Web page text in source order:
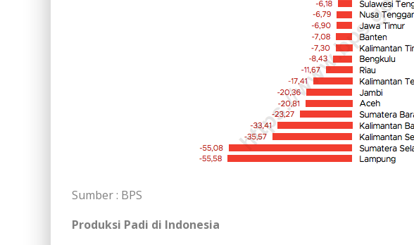
Sumber : BPS
Produksi Padi di Indonesia